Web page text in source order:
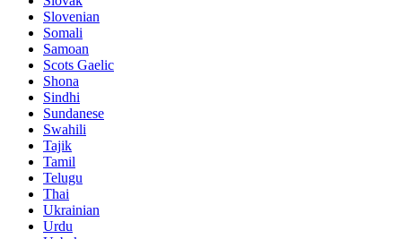
Slovenian
Somali
Samoan
Scots Gaelic
Shona
Sindhi
Sundanese
Swahili
Tajik
Tamil
Telugu
Thai
Ukrainian
Urdu